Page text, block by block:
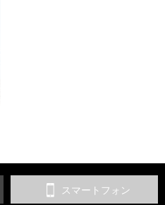
スマートフォン